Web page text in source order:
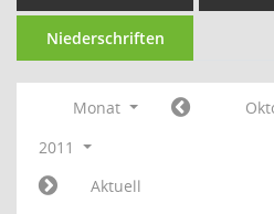
Niederschriften
Monat
2011
Aktuell